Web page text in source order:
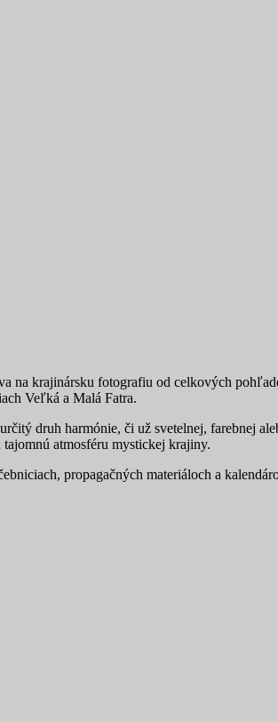
na krajinársku fotografiu od celkových
Veľká a Malá Fatra.
druh harmónie, či už svetelnej, farebnej
atmosféru mystickej krajiny.
propagačných materiáloch a